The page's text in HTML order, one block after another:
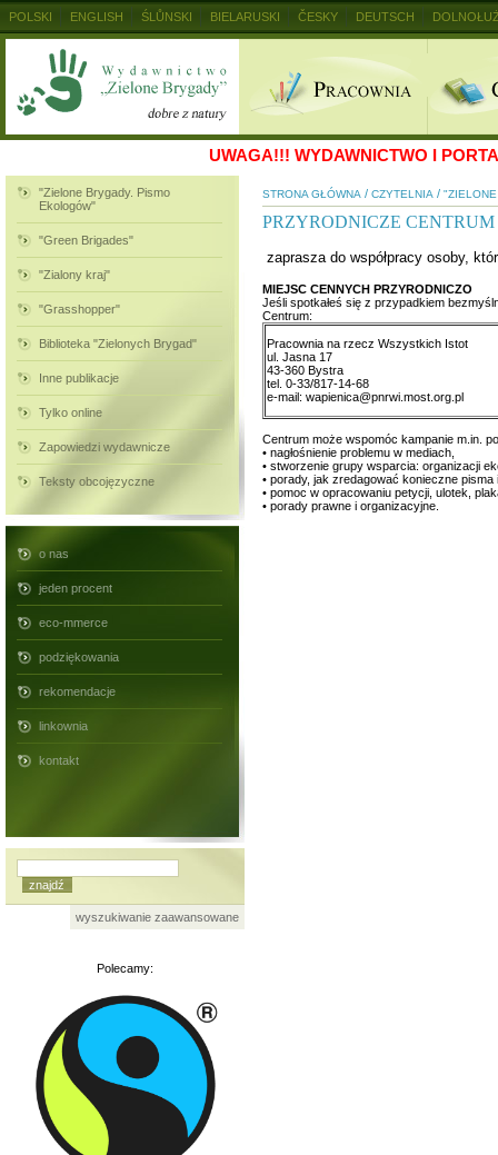
UWAGA!!! WYDAWNICTWO I
"Zielone Brygady. Pismo
Ekologów"
"Green Brigades"
"Zialony kraj"
"Grasshopper"
Biblioteka "Zielonych Brygad"
Inne publikacje
Tylko online
Zapowiedzi wydawnicze
Teksty obcojęzyczne
o nas
jeden procent
eco-mmerce
podziękowania
rekomendacje
linkownia
kontakt
wyszukiwanie zaawansowane
Polecamy:
STRONA GŁÓWNA / CZYTELNIA /
PRZYRODNICZE
zaprasza do współpracy osoby,
MIEJSC CENNYCH PRZYRODNICZO
Jeśli spotkałeś się z przypadkiem
Centrum:
Pracownia na rzecz Wszystkich Istot
ul. Jasna 17
43-360 Bystra
tel. 0-33/817-14-68
e-mail: wapienica@pnrwi.most.org.pl
Centrum może wspomóc kampanie m.in.
• nagłośnienie problemu w mediach,
• stworzenie grupy wsparcia: organizacji
• porady, jak zredagować konieczne
• pomoc w opracowaniu petycji, ulotek,
• porady prawne i organizacyjne.
POLSKI ENGLISH ŚLŮNSKI BIELARUSKI ČESKY DEUTSCH